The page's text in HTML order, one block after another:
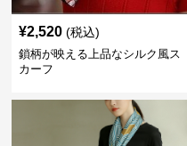
¥2,520 (税込)
鎖柄が映える上品なシルク風ス
カーフ